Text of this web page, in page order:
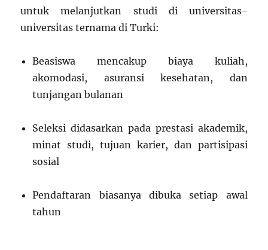
untuk melanjutkan studi di universitas-
universitas ternama di Turki:
Beasiswa mencakup biaya kuliah,
akomodasi, asuransi kesehatan, dan
tunjangan bulanan
Seleksi didasarkan pada prestasi akademik,
minat studi, tujuan karier, dan partisipasi
sosial
Pendaftaran biasanya dibuka setiap awal
tahun